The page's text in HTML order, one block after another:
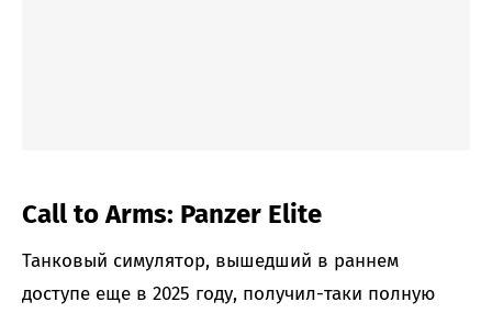
Call to Arms: Panzer Elite
Танковый симулятор, вышедший в раннем
доступе еще в 2025 году, получил-таки полную